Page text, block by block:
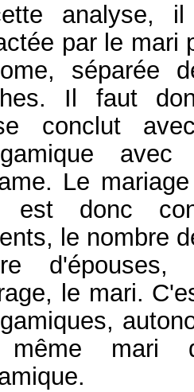
analyse,
par le mari
séparée
Il faut
conclut
Le
est donc
le nombre
le mari.
même mari